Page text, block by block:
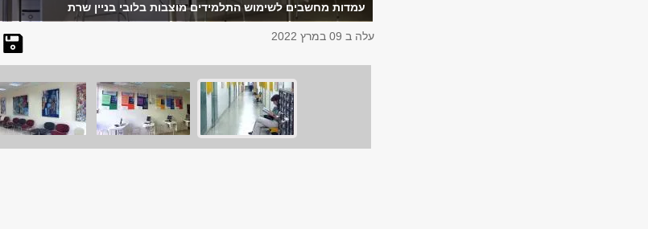
עמדות מחשבים לשימוש התלמידים מוצבות בלובי בניין שרת
עלה ב 09 במרץ 2022